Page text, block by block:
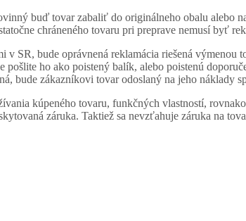
buď tovar zabaliť do originálneho obalu alebo
chráneného tovaru pri preprave nemusí byť
SR, bude oprávnená reklamácia riešená výmenou
ho ako poistený balík, alebo poistenú
bude zákazníkovi tovar odoslaný na jeho náklady
kúpeného tovaru, funkčných vlastností,
záruka. Taktiež sa nevzťahuje záruka na